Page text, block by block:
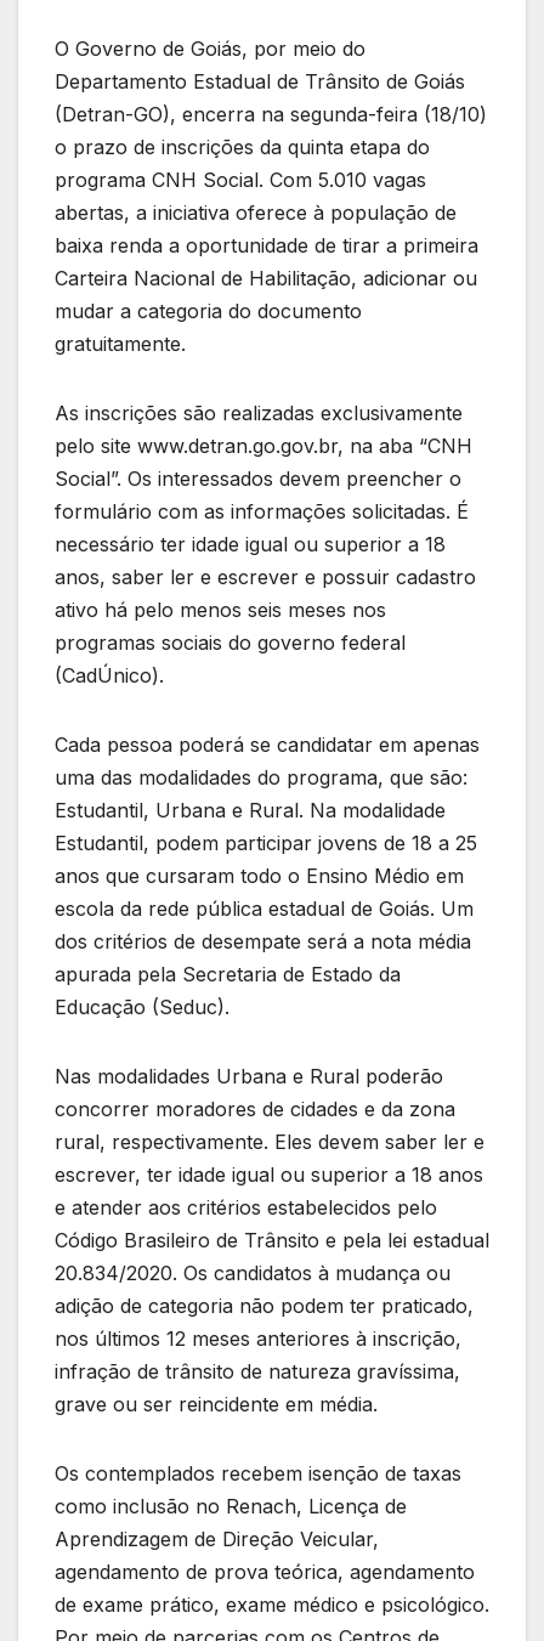
O Governo de Goiás, por meio do
Departamento Estadual de Trânsito de Goiás
(Detran-GO), encerra na segunda-feira (18/10)
o prazo de inscrições da quinta etapa do
programa CNH Social. Com 5.010 vagas
abertas, a iniciativa oferece à população de
baixa renda a oportunidade de tirar a primeira
Carteira Nacional de Habilitação, adicionar ou
mudar a categoria do documento
gratuitamente.
As inscrições são realizadas exclusivamente
pelo site www.detran.go.gov.br, na aba “CNH
Social”. Os interessados devem preencher o
formulário com as informações solicitadas. É
necessário ter idade igual ou superior a 18
anos, saber ler e escrever e possuir cadastro
ativo há pelo menos seis meses nos
programas sociais do governo federal
(CadÚnico).
Cada pessoa poderá se candidatar em apenas
uma das modalidades do programa, que são:
Estudantil, Urbana e Rural. Na modalidade
Estudantil, podem participar jovens de 18 a 25
anos que cursaram todo o Ensino Médio em
escola da rede pública estadual de Goiás. Um
dos critérios de desempate será a nota média
apurada pela Secretaria de Estado da
Educação (Seduc).
Nas modalidades Urbana e Rural poderão
concorrer moradores de cidades e da zona
rural, respectivamente. Eles devem saber ler e
escrever, ter idade igual ou superior a 18 anos
e atender aos critérios estabelecidos pelo
Código Brasileiro de Trânsito e pela lei estadual
20.834/2020. Os candidatos à mudança ou
adição de categoria não podem ter praticado,
nos últimos 12 meses anteriores à inscrição,
infração de trânsito de natureza gravíssima,
grave ou ser reincidente em média.
Os contemplados recebem isenção de taxas
como inclusão no Renach, Licença de
Aprendizagem de Direção Veicular,
agendamento de prova teórica, agendamento
de exame prático, exame médico e psicológico.